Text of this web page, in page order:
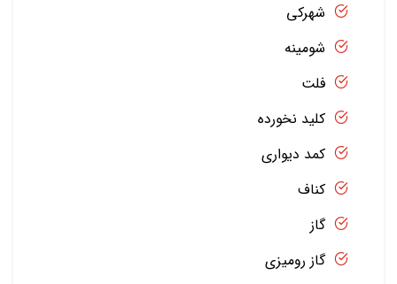
شهرکی
شومینه
فلت
کلید نخورده
کمد دیواری
کناف
گاز
گاز رومیزی